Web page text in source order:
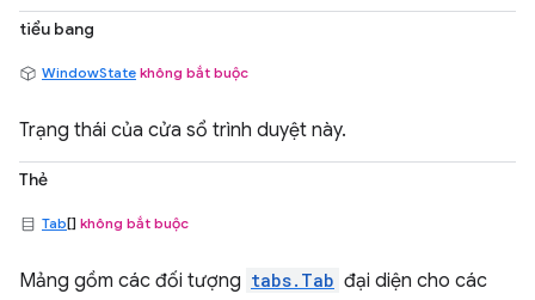
tiểu bang
WindowState không bắt buộc
Trạng thái của cửa sổ trình duyệt này.
Thẻ
Tab[] không bắt buộc
Mảng gồm các đối tượng tabs.Tab đại diện cho các